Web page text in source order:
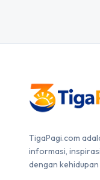
TigaPagi.com
informasi,
dengan